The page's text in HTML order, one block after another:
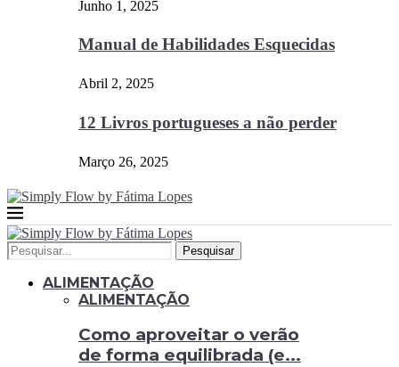
Junho 1, 2025
Manual de Habilidades Esquecidas
Abril 2, 2025
12 Livros portugueses a não perder
Março 26, 2025
Pesquisar
ALIMENTAÇÃO
ALIMENTAÇÃO
Como aproveitar o verão
de forma equilibrada (e...